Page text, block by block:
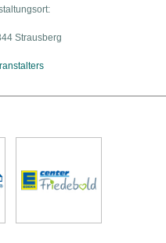
Strausberg